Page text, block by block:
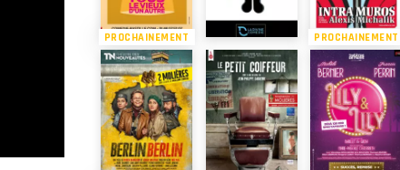
PROCHAINEMENT PROCHAINEMENT